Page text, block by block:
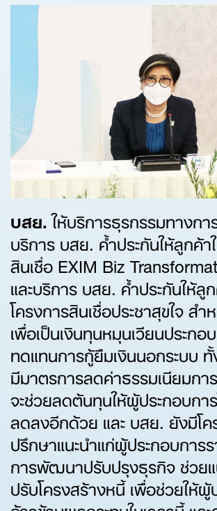
บสย.ให้บริการธุรกรรมทางกา
บริการ บสย. ค้ำประกันให้ลูกค้า
สินเชื่อ EXIM Biz
และบริการ บสย. ค้ำประกันให้ลู
โครงการสินเชื่อประชาสุขใจ ส
เพื่อเป็นเงินทุนหมุนเวียนประกอ
ทดแทนการกู้ยืมเงินนอกระบบ
มีมาตรการลดค่าธรรมเนียมกา
จะช่วยลดต้นทุนให้ผู้ประกอบกา
ลดลงอีกด้วย และ บสย. ยังมีโค
ปรึกษาแนะนำแก่ผู้ประกอบการ
การพัฒนาปรับปรุงธุรกิจ ช่วย
ปรับโครงสร้างหนี้ เพื่อช่วยให้